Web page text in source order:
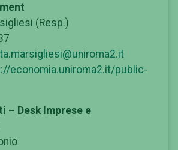
(Resp.)
economia.uniroma2.it/public-
– Desk Imprese e